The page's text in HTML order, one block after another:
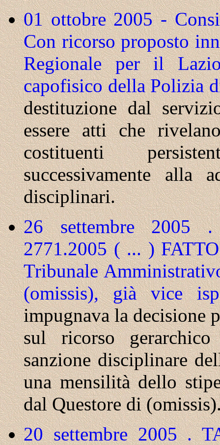
01 ottobre 2005 -
Con ricorso proposto
Regionale per il
capofisico della Polizia
destituzione dal
essere atti che
costituenti
successivamente alla
disciplinari.
26 settembre 2005
2771.2005 ( ... )
Tribunale
(omissis), già vice
impugnava la decisione
sul ricorso
sanzione disciplinare
una mensilità dello
dal Questore di
20 settembre 2005 .